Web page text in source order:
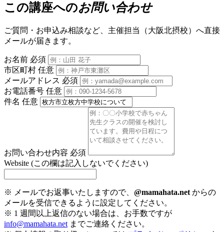
この講座へのお問い合わせ
ご質問・お申込み相談など、主催担当（大阪北摂校）へ直接
メールが届きます。
お名前 必須
市区町村 任意
メールアドレス 必須
お電話番号 任意
件名 任意
お問い合わせ内容 必須
Website (この欄は記入しないでください)
※ メールでお返事いたしますので、 @mamahata.net からの
メールを受信できるように設定してください。
※ 1 週間以上返信のない場合は、お手数ですが
info@mamahata.net までご連絡ください。